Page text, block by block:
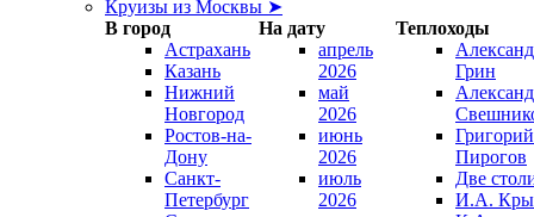
Круизы из Москвы ➤
В город
На дату
Теплоходы
Астрахань
Казань
Нижний
Новгород
Ростов-на-
Дону
Санкт-
Петербург
апрель
2026
май
2026
июнь
2026
июль
2026
Грин
Григорий
Пирогов
Две
И.А.